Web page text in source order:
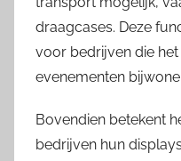
draagcases. Deze
voor bedrijven die
evenementen
Bovendien betekent
bedrijven hun